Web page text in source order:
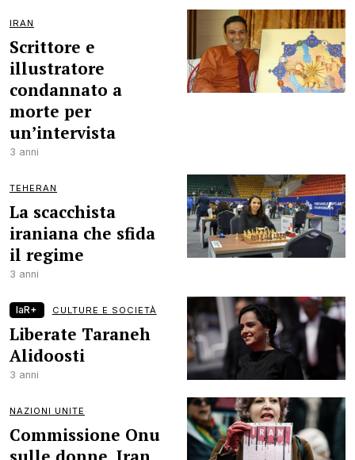
IRAN
Scrittore e
illustratore
condannato a
morte per
un’intervista
3 anni
TEHERAN
La scacchista
iraniana che sfida
il regime
3 anni
laR+ CULTURE E SOCIETÀ
Liberate Taraneh
Alidoosti
3 anni
NAZIONI UNITE
Commissione Onu